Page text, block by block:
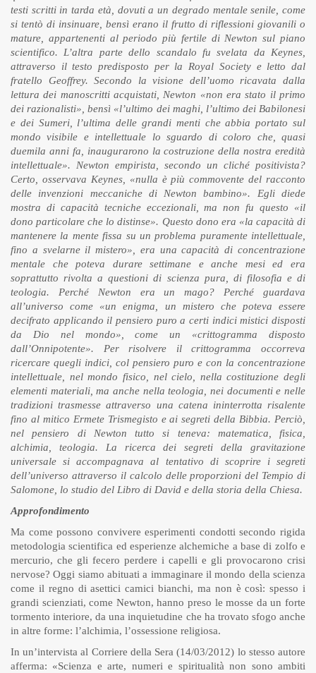
testi scritti in tarda età, dovuti a un degrado mentale senile, come
si tentò di insinuare, bensì erano il frutto di riflessioni giovanili o
mature, appartenenti al periodo più fertile di Newton sul piano
scientifico. L’altra parte dello scandalo fu svelata da Keynes,
attraverso il testo predisposto per la Royal Society e letto dal
fratello Geoffrey. Secondo la visione dell’uomo ricavata dalla
lettura dei manoscritti acquistati, Newton «non era stato il primo
dei razionalisti», bensì «l’ultimo dei maghi, l’ultimo dei Babilonesi
e dei Sumeri, l’ultima delle grandi menti che abbia portato sul
mondo visibile e intellettuale lo sguardo di coloro che, quasi
duemila anni fa, inaugurarono la costruzione della nostra eredità
intellettuale». Newton empirista, secondo un cliché positivista?
Certo, osservava Keynes, «nulla è più commovente del racconto
delle invenzioni meccaniche di Newton bambino». Egli diede
mostra di capacità tecniche eccezionali, ma non fu questo «il
dono particolare che lo distinse». Questo dono era «la capacità di
mantenere la mente fissa su un problema puramente intellettuale,
fino a svelarne il mistero», era una capacità di concentrazione
mentale che poteva durare settimane e anche mesi ed era
soprattutto rivolta a questioni di scienza pura, di filosofia e di
teologia. Perché Newton era un mago? Perché guardava
all’universo come «un enigma, un mistero che poteva essere
decifrato applicando il pensiero puro a certi indici mistici disposti
da Dio nel mondo», come un «crittogramma disposto
dall’Onnipotente». Per risolvere il crittogramma occorreva
ricercare quegli indici, col pensiero puro e con la concentrazione
intellettuale, nel mondo fisico, nel cielo, nella costituzione degli
elementi materiali, ma anche nella teologia, nei documenti e nelle
tradizioni trasmesse attraverso una catena ininterrotta risalente
fino al mitico Ermete Trismegisto e ai segreti della Bibbia. Perciò,
nel pensiero di Newton tutto si teneva: matematica, fisica,
alchimia, teologia. La ricerca dei segreti della gravitazione
universale si accompagnava al tentativo di scoprire i segreti
dell’universo attraverso il calcolo delle proporzioni del Tempio di
Salomone, lo studio del Libro di David e della storia della Chiesa.
Approfondimento
Ma come possono convivere esperimenti condotti secondo rigida
metodologia scientifica ed esperienze alchemiche a base di zolfo e
mercurio, che gli fecero perdere i capelli e gli provocarono crisi
nervose? Oggi siamo abituati a immaginare il mondo della scienza
come il regno di asettici camici bianchi, ma non è così: spesso i
grandi scienziati, come Newton, hanno preso le mosse da un forte
tormento interiore, da una inquietudine che ha trovato sfogo anche
in altre forme: l’alchimia, l’ossessione religiosa.
In un’intervista al Corriere della Sera (14/03/2012) lo stesso autore
afferma: «Scienza e arte, numeri e spiritualità non sono ambiti